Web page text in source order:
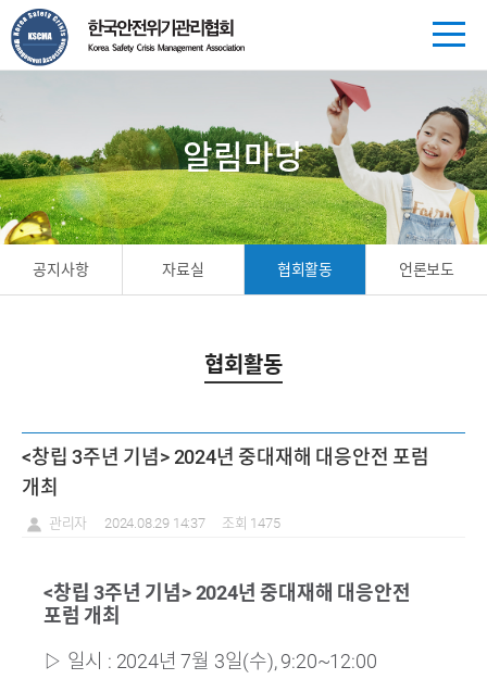
공지사항 자료실 협회활동 언론보도
알림마당
협회활동
<창립 3주년 기념> 2024년 중대재해 대응안전 포럼
개최
관리자 2024.08.29 14:37 조회 1475
<창립 3주년 기념> 2024년 중대재해 대응안전
포럼 개최
▷ 일시 : 2024년 7월 3일(수), 9:20~12:00